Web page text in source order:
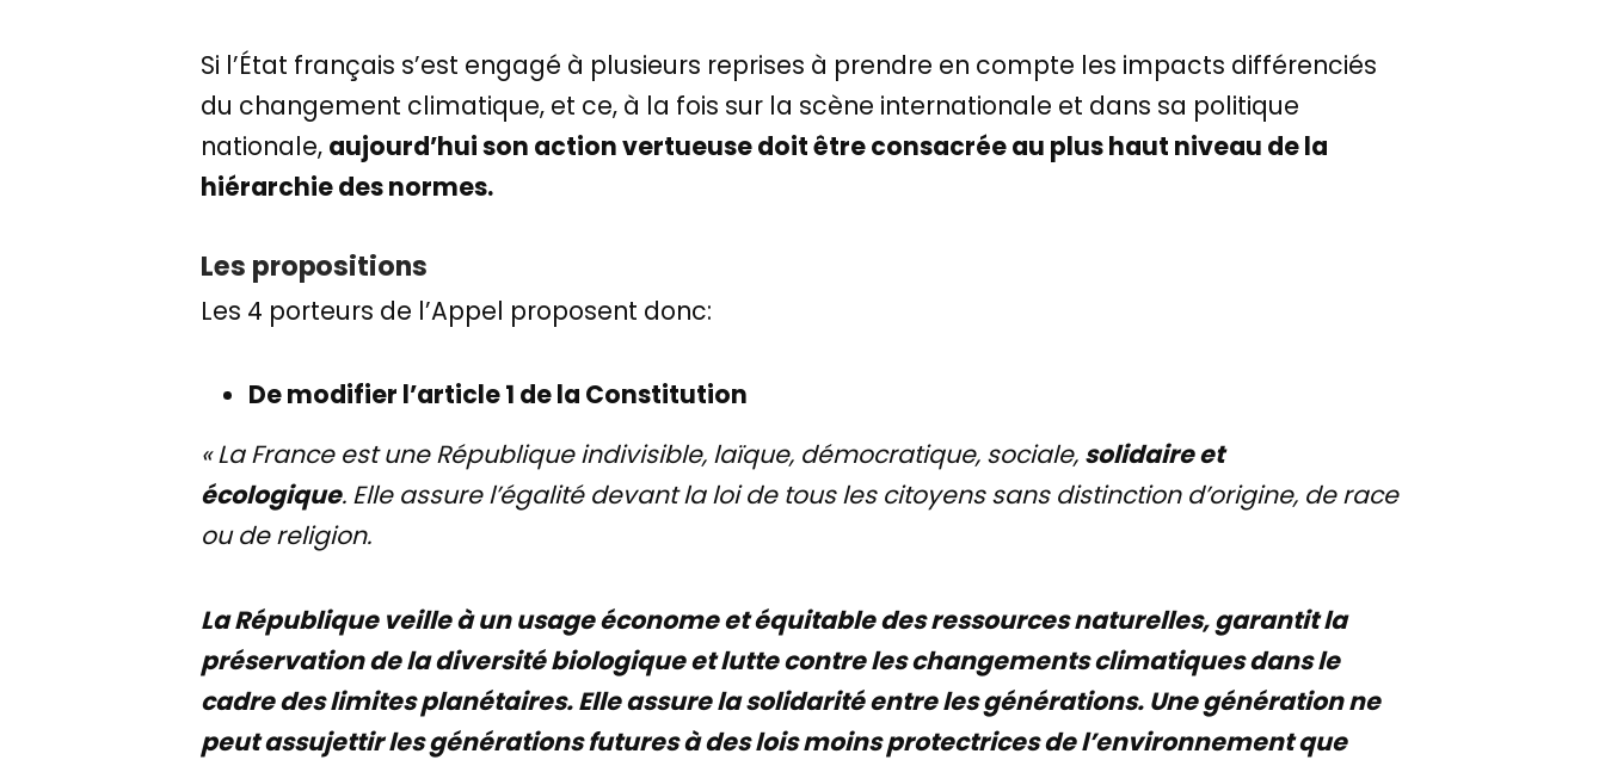
Si l’État français s’est engagé à plusieurs reprises à prendre en compte les impacts différenciés
du changement climatique, et ce, à la fois sur la scène internationale et dans sa politique
nationale, aujourd’hui son action vertueuse doit être consacrée au plus haut niveau de la
hiérarchie des normes.
Les propositions
Les 4 porteurs de l’Appel proposent donc:
De modifier l’article 1 de la Constitution
« La France est une République indivisible, laïque, démocratique, sociale, solidaire et
écologique. Elle assure l’égalité devant la loi de tous les citoyens sans distinction d’origine, de race
ou de religion.
La République veille à un usage économe et équitable des ressources naturelles, garantit la
préservation de la diversité biologique et lutte contre les changements climatiques dans le
cadre des limites planétaires. Elle assure la solidarité entre les générations. Une génération ne
peut assujettir les générations futures à des lois moins protectrices de l’environnement que